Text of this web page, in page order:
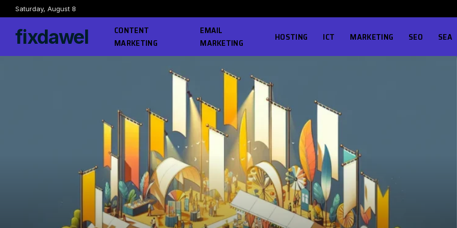
Saturday, August 8
fixdawel
CONTENT
MARKETING
EMAIL
MARKETING
HOSTING ICT MARKETING SEO SEA